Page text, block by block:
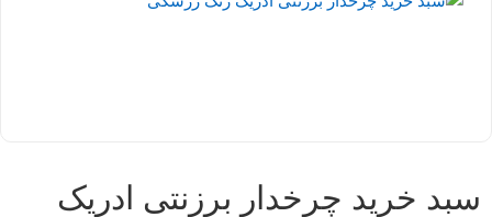
سبد خرید چرخدار برزنتی ادریک